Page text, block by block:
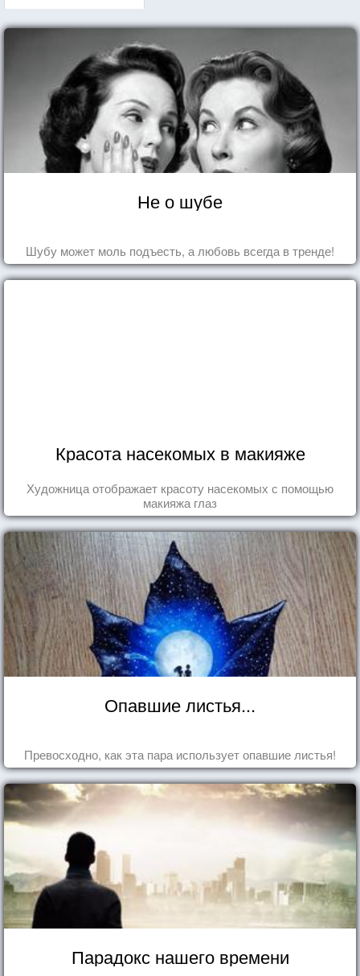
Не о шубе
Шубу может моль подъесть, а любовь всегда в тренде!
Красота насекомых в макияже
Художница отображает красоту насекомых с помощью
макияжа глаз
Опавшие листья...
Превосходно, как эта пара использует опавшие листья!
Парадокс нашего времени